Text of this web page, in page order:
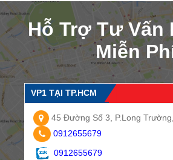
Hỗ Trợ Tư Vấn
Miễn
VP1 TẠI TP.HCM
45 Đường Số 3, P.Long
0912655679
0912655679